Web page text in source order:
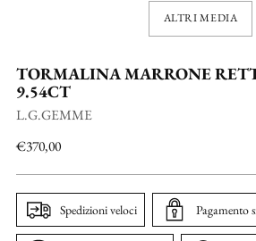
ALTRI MEDIA
TORMALINA MARRONE
9.54CT
L.G.GEMME
Prezzo
€370,00
Spedizioni veloci Pagamento